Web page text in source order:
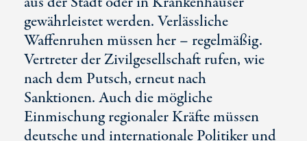
gewährleistet werden. Verlässliche
Waffenruhen müssen her – regelmäßig.
Vertreter der Zivilgesellschaft rufen, wie
nach dem Putsch, erneut nach
Sanktionen. Auch die mögliche
Einmischung regionaler Kräfte müssen
deutsche und internationale Politiker und